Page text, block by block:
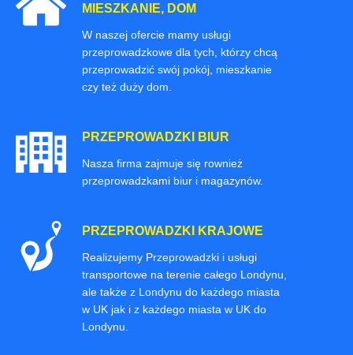
MIESZKANIE, DOM
W naszej ofercie mamy usługi
przeprowadzkowe dla tych, którzy chcą
przeprowadzić swój pokój, mieszkanie
czy też duży dom.
PRZEPROWADZKI BIUR
Nasza firma zajmuje się rownież
przeprowadzkami biur i magazynów.
PRZEPROWADZKI KRAJOWE
Realizujemy Przeprowadzki i usługi
transportowe na terenie całego Londynu,
ale także z Londynu do każdego miasta
w UK jak i z każdego miasta w UK do
Londynu.